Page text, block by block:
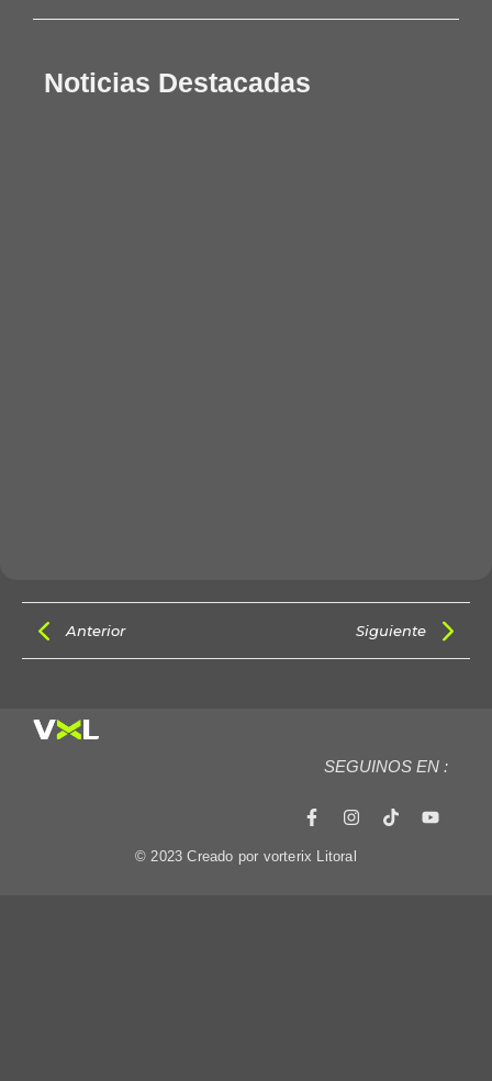
Noticias Destacadas
Anterior Siguiente
SEGUINOS EN :
© 2023 Creado por vorterix Litoral